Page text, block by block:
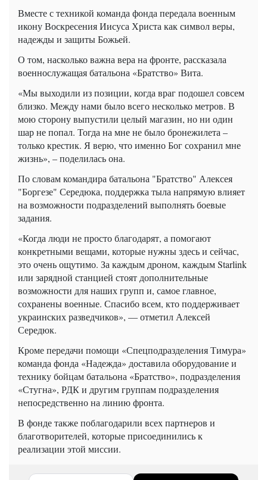
Вместе с техникой команда фонда передала военным
икону Воскресения Иисуса Христа как символ веры,
надежды и защиты Божьей.
О том, насколько важна вера на фронте, рассказала
военнослужащая батальона «Братство» Вита.
«Мы выходили из позиции, когда враг подошел совсем
близко. Между нами было всего несколько метров. В
мою сторону выпустили целый магазин, но ни один
шар не попал. Тогда на мне не было бронежилета –
только крестик. Я верю, что именно Бог сохранил мне
жизнь», – поделилась она.
По словам командира батальона "Братство" Алексея
"Боргезе" Середюка, поддержка тыла напрямую влияет
на возможности подразделений выполнять боевые
задания.
«Когда люди не просто благодарят, а помогают
конкретными вещами, которые нужны здесь и сейчас,
это очень ощутимо. За каждым дроном, каждым Starlink
или зарядной станцией стоят дополнительные
возможности для наших групп и, самое главное,
сохранены военные. Спасибо всем, кто поддерживает
украинских разведчиков», — отметил Алексей
Середюк.
Кроме передачи помощи «Спецподразделения Тимура»
команда фонда «Надежда» доставила оборудование и
технику бойцам батальона «Братство», подразделения
«Стугна», РДК и другим группам подразделения
непосредственно на линию фронта.
В фонде также поблагодарили всех партнеров и
благотворителей, которые присоединились к
реализации этой миссии.